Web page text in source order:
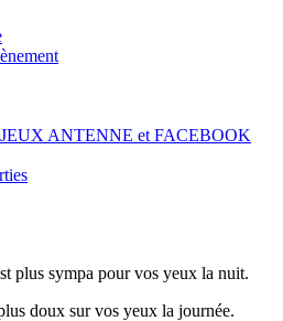
ANTENNE et FACEBOOK
plus sympa pour vos yeux la nuit.
doux sur vos yeux la journée.